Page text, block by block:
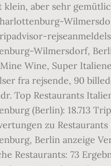
klein, aber sehr
Wilmersdorf,
Wine, Super
fra rejsende, 90
Top Restaurants
(Berlin): 18.713
zu
Berlin anzeige
Restaurants: 73